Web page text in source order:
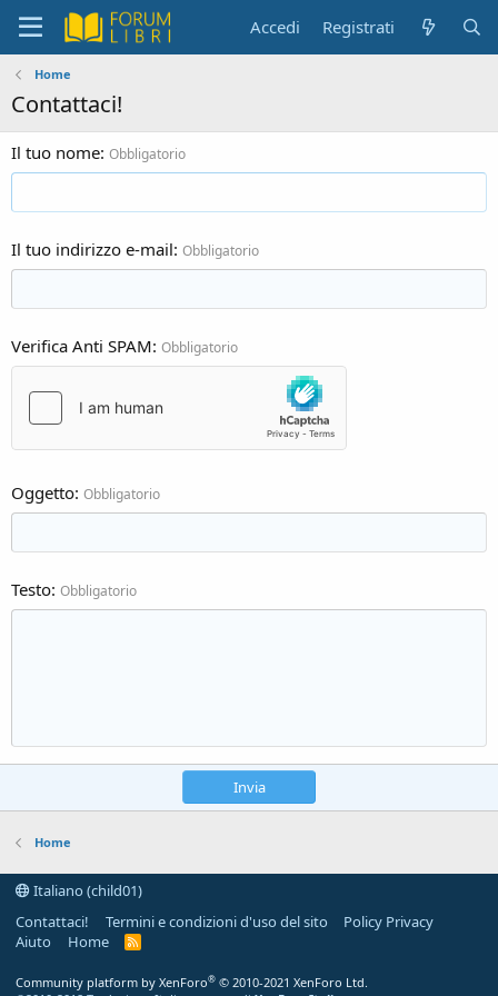
Accedi Registrati
Home
Contattaci!
Il tuo nome Obbligatorio
Il tuo indirizzo e-mail Obbligatorio
Verifica Anti SPAM Obbligatorio
Oggetto Obbligatorio
Testo Obbligatorio
Invia
Home
Italiano (child01)
Contattaci!
Termini e condizioni d'uso del sito
Policy Privacy
Aiuto
Home
R
Community platform by XenForo® © 2010-2021 XenForo Ltd.